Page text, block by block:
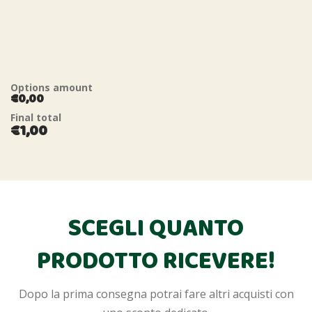
Options amount
€0,00
Final total
€1,00
SCEGLI QUANTO
PRODOTTO RICEVERE!
Dopo la prima consegna potrai fare altri acquisti con